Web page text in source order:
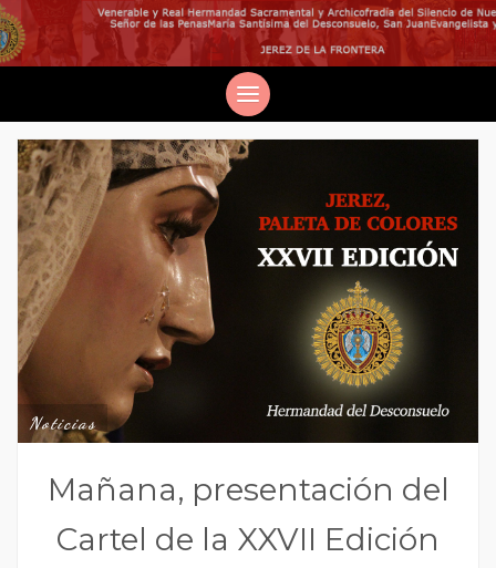
Noticias
Mañana, presentación del
Cartel de la XXVII Edición